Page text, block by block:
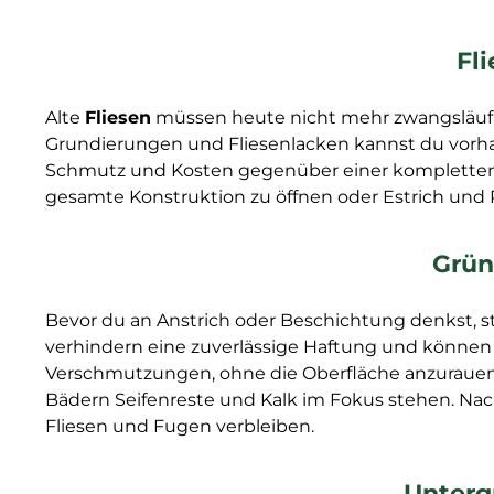
Alte Fliesen müssen heute nicht mehr
Grundierungen und Fliesenlacken kannst du
Schmutz und Kosten gegenüber einer
gesamte Konstruktion zu öffnen oder Estrich und
Bevor du an Anstrich oder Beschichtung denkst,
verhindern eine zuverlässige Haftung und
Verschmutzungen, ohne die Oberfläche
Bädern Seifenreste und Kalk im Fokus stehen.
Fliesen und Fugen verbleiben.